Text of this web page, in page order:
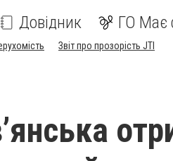
Довідник ГО Має
Звіт про прозорість JTI